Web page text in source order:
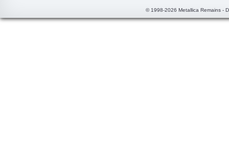
© 1998-2026 Metallica Remains -